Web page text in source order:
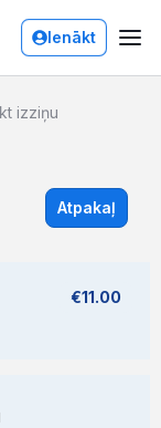
Ienākt
izziņu
Atpakaļ
€11.00